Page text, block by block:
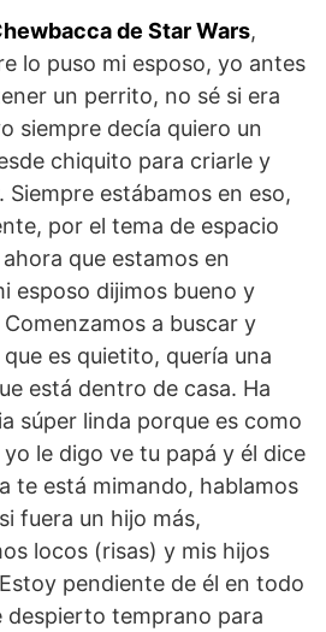
de Star Wars,
lo puso mi esposo, yo antes
un perrito, no sé si era
siempre decía quiero un
chiquito para criarle y
estábamos en eso,
por el tema de espacio
que estamos en
esposo dijimos bueno y
a buscar y
es quietito, quería una
está dentro de casa. Ha
súper linda porque es como
le digo ve tu papá y él dice
te está mimando, hablamos
fuera un hijo más,
locos (risas) y mis hijos
pendiente de él en todo
despierto temprano para